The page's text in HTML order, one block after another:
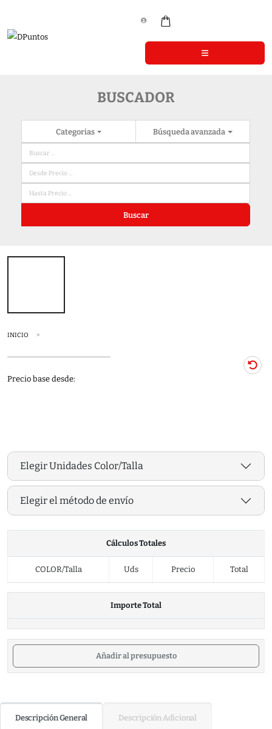
BUSCADOR
Categorias Búsqueda avanzada
Buscar
INICIO
Precio base desde:
Elegir Unidades Color/Talla
Elegir el método de envío
Cálculos Totales
COLOR/Talla Uds Precio Total
Importe Total
Añadir al presupuesto
Descripción General Descripción Adicional